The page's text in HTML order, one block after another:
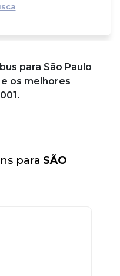
para São Paulo
os melhores
para SÃO